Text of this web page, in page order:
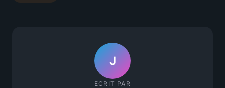
J
ECRIT PAR